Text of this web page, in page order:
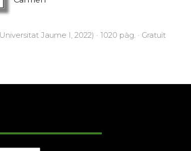
Jaume I, 2022) · 1020 pàg. · Gratuït